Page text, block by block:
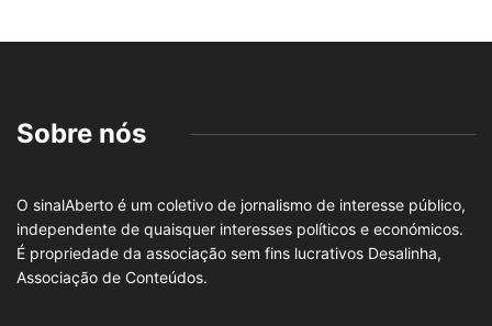
Sobre nós
O sinalAberto é um coletivo de jornalismo de interesse público,
independente de quaisquer interesses políticos e económicos.
É propriedade da associação sem fins lucrativos Desalinha,
Associação de Conteúdos.